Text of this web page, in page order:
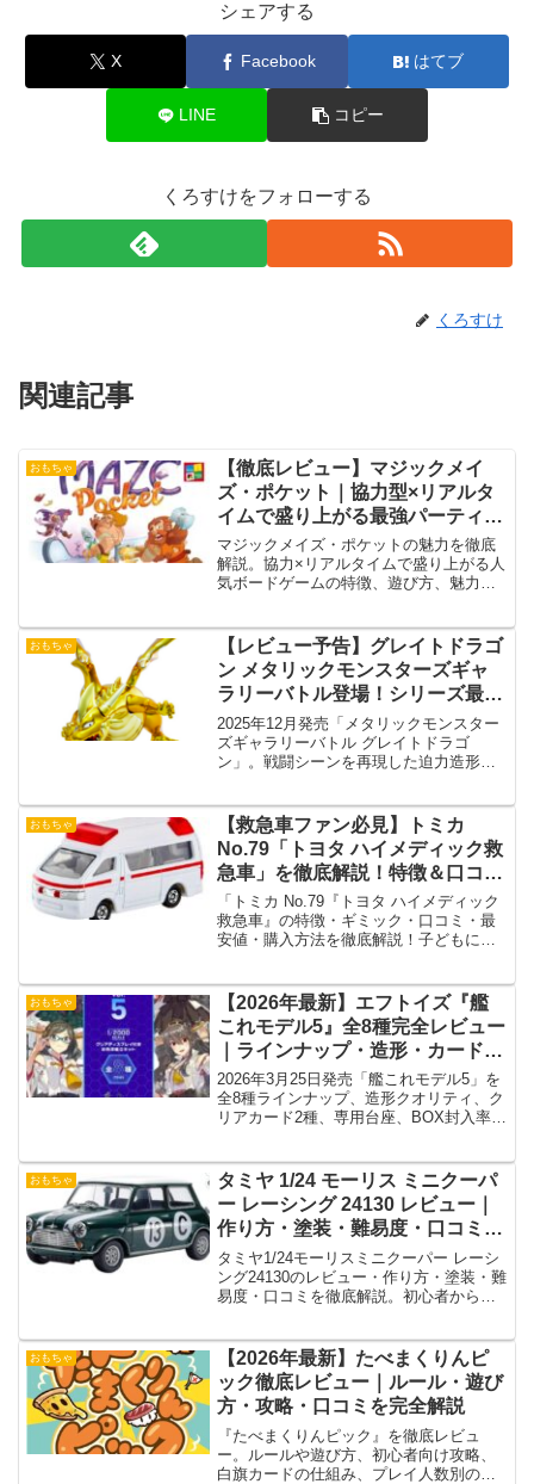
シェアする
X Facebook はてブ
LINE コピー
くろすけをフォローする
くろすけ
関連記事
おもちゃ
【徹底レビュー】マジックメイ
ズ・ポケット｜協力型×リアルタ
イムで盛り上がる最強パーティー
ゲーム
マジックメイズ・ポケットの魅力を徹底
解説。協力×リアルタイムで盛り上がる人
気ボードゲームの特徴、遊び方、魅力を
おもちゃ
【レビュー予告】グレイトドラゴ
ン メタリックモンスターズギャ
ラリーバトル登場！シリーズ最高
峰の完成度とは？
2025年12月発売「メタリックモンスター
ズギャラリーバトル グレイトドラゴ
ン」。戦闘シーンを再現した迫力造形と
おもちゃ
【救急車ファン必見】トミカ
No.79「トヨタ ハイメディック救
急車」を徹底解説！特徴＆口コミ
まとめ
「トミカ No.79『トヨタ ハイメディック
救急車』の特徴・ギミック・口コミ・最
安値・購入方法を徹底解説！子どもにも
おもちゃ
【2026年最新】エフトイズ『艦
これモデル5』全8種完全レビュー
｜ラインナップ・造形・カード・
BOX封入率を徹底解説
2026年3月25日発売「艦これモデル5」を
全8種ラインナップ、造形クオリティ、ク
リアカード2種、専用台座、BOX封入率ま
おもちゃ
タミヤ 1/24 モーリス ミニクーパ
ー レーシング 24130 レビュー｜
作り方・塗装・難易度・口コミま
で完全ガイド【初心者OK】
タミヤ1/24モーリスミニクーパー レーシ
ング24130のレビュー・作り方・塗装・難
易度・口コミを徹底解説。初心者から中
おもちゃ
【2026年最新】たべまくりんピ
ック徹底レビュー｜ルール・遊び
方・攻略・口コミを完全解説
『たべまくりんピック』を徹底レビュ
ー。ルールや遊び方、初心者向け攻略、
白旗カードの仕組み、プレイ人数別の特